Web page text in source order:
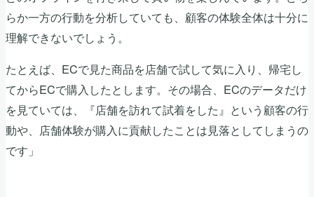
らか一方の行動を分析していても、顧客の体験全体は十分に
理解できないでしょう。
たとえば、ECで見た商品を店舗で試して気に入り、帰宅し
てからECで購入したとします。その場合、ECのデータだけ
を見ていては、『店舗を訪れて試着をした』という顧客の行
動や、店舗体験が購入に貢献したことは見落としてしまうの
です」